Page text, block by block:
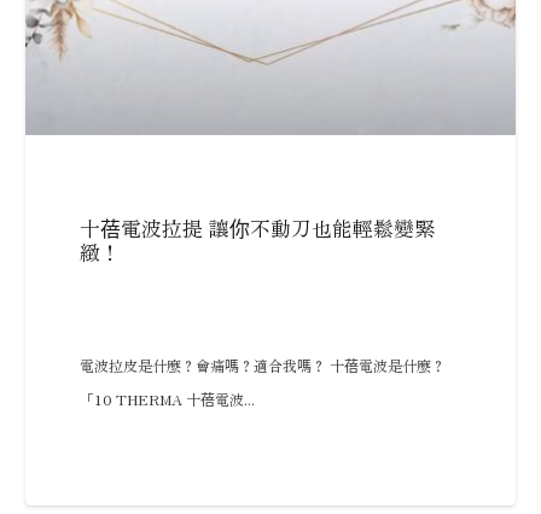
十蓓電波拉提 讓你不動刀也能輕鬆變緊
緻！
電波拉皮是什麼？會痛嗎？適合我嗎？ 十蓓電波是什麼？
「10 THERMA 十蓓電波...